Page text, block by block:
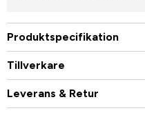
Produktspecifikation
Tillverkare
Leverans & Retur